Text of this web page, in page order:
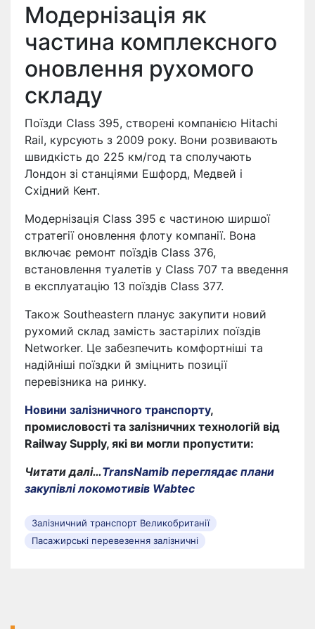
Модернізація як
частина комплексного
оновлення рухомого
складу
Поїзди Class 395, створені компанією Hitachi
Rail, курсують з 2009 року. Вони розвивають
швидкість до 225 км/год та сполучають
Лондон зі станціями Ешфорд, Медвей і
Східний Кент.
Модернізація Class 395 є частиною ширшої
стратегії оновлення флоту компанії. Вона
включає ремонт поїздів Class 376,
встановлення туалетів у Class 707 та введення
в експлуатацію 13 поїздів Class 377.
Також Southeastern планує закупити новий
рухомий склад замість застарілих поїздів
Networker. Це забезпечить комфортніші та
надійніші поїздки й зміцнить позиції
перевізника на ринку.
Новини залізничного транспорту,
промисловості та залізничних технологій від
Railway Supply, які ви могли пропустити:
Читати далі…TransNamib переглядає плани
закупівлі локомотивів Wabtec
Залізничний транспорт Великобританії
Пасажирські перевезення залізничні